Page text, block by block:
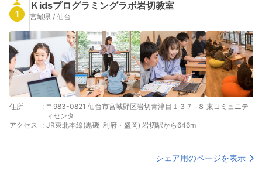
1
Ｋidsプログラミングラボ岩切教室
宮城県 / 仙台
住所 : 〒983-0821 仙台市宮城野区岩切青津目１３７−８ 東コミュニテ
ィセンタ
アクセス
: JR東北本線(黒磯ｰ利府・盛岡) 岩切駅から646m
シェア用のページを表示